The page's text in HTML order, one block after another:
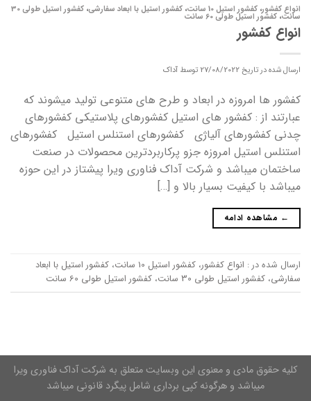
انواع کفشور، کفشور استیل 10 سانت ، کفشور استیل با ابعاد سفارشی، کفشور استیل طولی 30
سانت، کفشور استیل طولی 60 سانت
انواع کفشور
ارسال شده در تاریخ27/08/2022 توسط آداک
کفشور ها امروزه در ابعاد و طرح های متنوعی تولید میشوند که
عبارتند از : کفشور های استیل کفشورهای پلاستیکی کفشورهای
چدنی کفشورهای آلیاژی کفشورهای استنلس استیل کفشورهای
استنلس استیل امروزه جزو پرکاربردترین محصولات در صنعت
ساختمان میباشد و شرکت آداک فناوری ویرا پیشتاز در این حوزه
میباشد با کیفیت بسیار بالا و […]
← مشاهده ادامه
ارسال شده در : انواع کفشور، کفشور استیل 10 سانت ، کفشور استیل با ابعاد
سفارشی، کفشور استیل طولی 30 سانت ، کفشور استیل طولی 60 سانت
کلیه حقوق مادی و معنوی این وبسایت متعلق به شرکت آداک فناوری ویرا
میباشد و هرگونه کپی برداری شامل پیگرد قانونی میباشد